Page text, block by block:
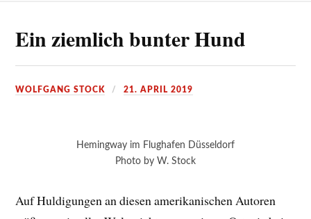
Ein ziemlich bunter Hund
WOLFGANG STOCK 21. APRIL 2019
Hemingway im Flughafen Düsseldorf
Photo by W. Stock
Auf Huldigungen an diesen amerikanischen Autoren